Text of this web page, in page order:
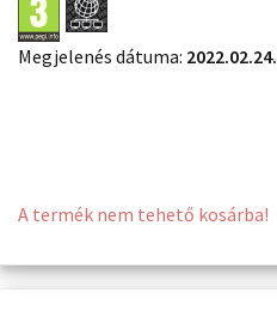
Megjelenés dátuma: 2022.02.24.
A termék nem tehető kosárba!